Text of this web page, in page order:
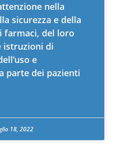
nella
sicurezza e della
farmaci, del loro
istruzioni di
e
parte dei pazienti
18, 2022